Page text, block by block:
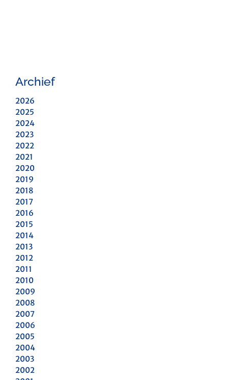
Archief
2026
2025
2024
2023
2022
2021
2020
2019
2018
2017
2016
2015
2014
2013
2012
2011
2010
2009
2008
2007
2006
2005
2004
2003
2002